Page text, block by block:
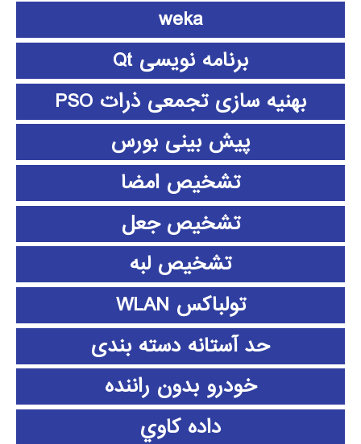
weka
برنامه نویسی Qt
بهنیه سازی تجمعی ذرات PSO
پیش بینی بورس
تشخیص امضا
تشخیص جعل
تشخیص لبه
تولباکس WLAN
حد آستانه دسته بندی
خودرو بدون راننده
داده كاوي